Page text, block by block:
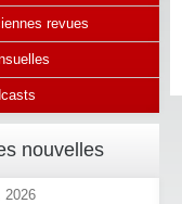
revues
nouvelles
2026